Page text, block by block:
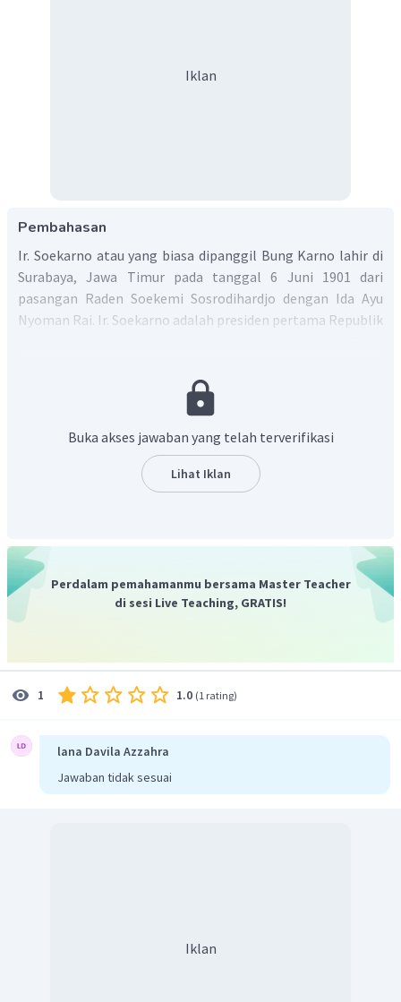
Iklan
Pembahasan
Ir. Soekarno atau yang biasa dipanggil Bung Karno lahir di
Surabaya, Jawa Timur pada tanggal 6 Juni 1901 dari
pasangan Raden Soekemi Sosrodihardjo dengan Ida Ayu
Nyoman Rai. Ir. Soekarno adalah presiden pertama Republik
saat fajar menyingsing. Soekarno memiliki peranan yang
sangat besar terhadap bangsa Indonesia baik sebelum
di Jakarta, 21 Juni 1970 setelah banyaknya peristiwa-
peristiwa besar yang terjadi beberapa tahun sebelum beliau
Buka akses jawaban yang telah terverifikasi
Lihat Iklan
Perdalam pemahamanmu bersama Master Teacher
di sesi Live Teaching, GRATIS!
1 1.0 (1 rating)
lana Davila Azzahra
Jawaban tidak sesuai
Iklan